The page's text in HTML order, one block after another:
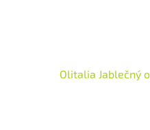
Olitalia Jablečný